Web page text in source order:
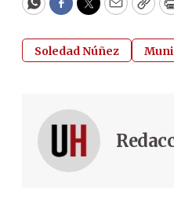
WhatsApp
Facebook
Twitter
Email
Soledad Núñez